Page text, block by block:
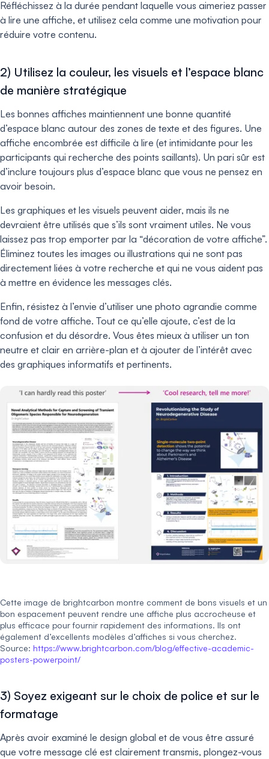
Réfléchissez à la durée pendant laquelle vous aimeriez passer
à lire une affiche, et utilisez cela comme une motivation pour
réduire votre contenu.
2) Utilisez la couleur, les visuels et l’espace blanc
de manière stratégique
Les bonnes affiches maintiennent une bonne quantité
d’espace blanc autour des zones de texte et des figures. Une
affiche encombrée est difficile à lire (et intimidante pour les
participants qui recherche des points saillants). Un pari sûr est
d’inclure toujours plus d’espace blanc que vous ne pensez en
avoir besoin.
Les graphiques et les visuels peuvent aider, mais ils ne
devraient être utilisés que s’ils sont vraiment utiles. Ne vous
laissez pas trop emporter par la “décoration de votre affiche”.
Éliminez toutes les images ou illustrations qui ne sont pas
directement liées à votre recherche et qui ne vous aident pas
à mettre en évidence les messages clés.
Enfin, résistez à l’envie d’utiliser une photo agrandie comme
fond de votre affiche. Tout ce qu’elle ajoute, c’est de la
confusion et du désordre. Vous êtes mieux à utiliser un ton
neutre et clair en arrière-plan et à ajouter de l’intérêt avec
des graphiques informatifs et pertinents.
Cette image de brightcarbon montre comment de bons visuels et un
bon espacement peuvent rendre une affiche plus accrocheuse et
plus efficace pour fournir rapidement des informations. Ils ont
également d’excellents modèles d’affiches si vous cherchez.
Source: https://www.brightcarbon.com/blog/effective-academic-
posters-powerpoint/
3) Soyez exigeant sur le choix de police et sur le
formatage
Après avoir examiné le design global et de vous être assuré
que votre message clé est clairement transmis, plongez-vous